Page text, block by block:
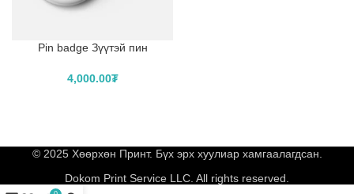
Pin badge Зүүтэй пин
4,000.00₮
© 2025 Хөөрхөн Принт. Бүх эрх хуулиар хамгаалагдсан.
Dokom Print Service LLC. All rights reserved.